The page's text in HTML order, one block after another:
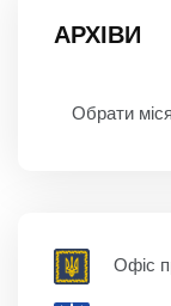
АРХІВИ
Офіс